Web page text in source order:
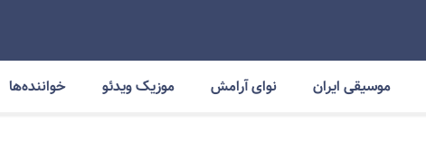
موسیقی ایران نوای آرامش موزیک ویدئو خواننده‌ها